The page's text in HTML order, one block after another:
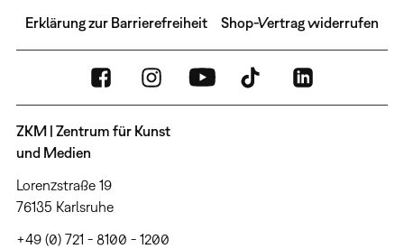
Erklärung zur Barrierefreiheit Shop-Vertrag widerrufen
ZKM | Zentrum für Kunst
und Medien
Lorenzstraße 19
76135 Karlsruhe
+49 (0) 721 - 8100 - 1200